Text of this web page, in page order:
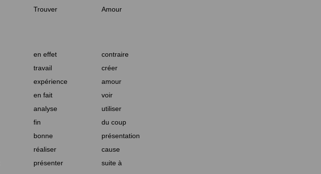
Trouver Amour
en effet
contraire
travail
créer
expérience
amour
en fait
voir
analyse
utiliser
fin
du coup
bonne
présentation
réaliser
cause
présenter
suite à